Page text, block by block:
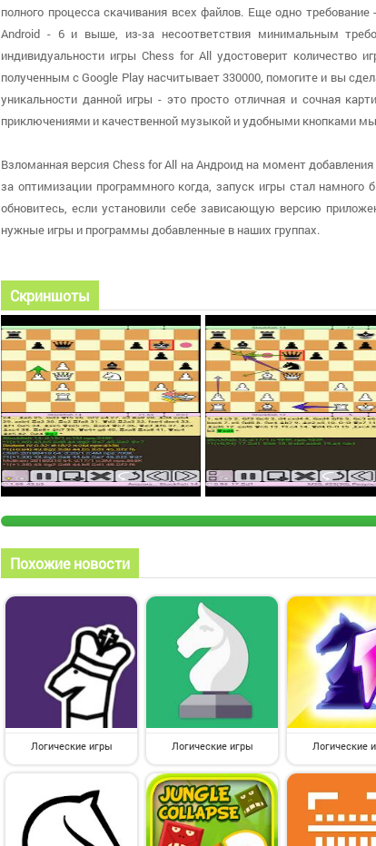
полного процесса скачивания всех файлов. Еще одно
Android - 6 и выше, из-за несоответствия минимальным
индивидуальности игры Chess for All удостоверит количество
полученным с Google Play насчитывает 330000, помогите и вы
уникальности данной игры - это просто отличная и сочная
приключениями и качественной музыкой и удобными кнопками
Взломанная версия Chess for All на Андроид на момент
за оптимизации программного когда, запуск игры стал
обновитесь, если установили себе зависающую версию
нужные игры и программы добавленные в наших группах.
Скриншоты
Похожие новости
Логические игры Логические игры Логические